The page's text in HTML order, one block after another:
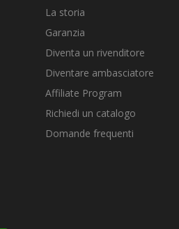
La storia
Garanzia
Diventa un rivenditore
Diventare ambasciatore
Affiliate Program
Richiedi un catalogo
Domande frequenti